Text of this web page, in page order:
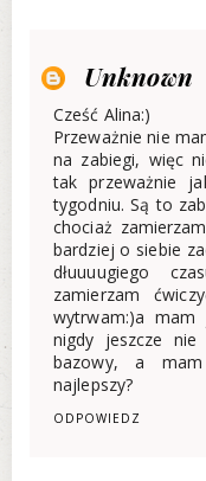
Unknown
Cześć Alina:)
Przeważnie nie
na zabiegi, więc
tak przeważnie
tygodniu. Są to
chociaż
bardziej o siebie
dłuuuugiego
zamierzam
wytrwam:)a
nigdy jeszcze
bazowy, a
najlepszy?
ODPOWIEDZ